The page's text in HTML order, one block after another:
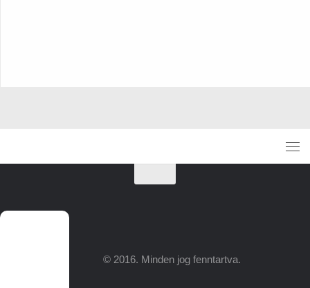
© 2016. Minden jog fenntartva.